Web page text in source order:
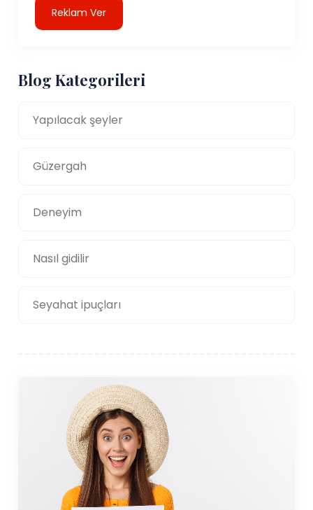
Reklam Ver
Blog Kategorileri
Yapılacak şeyler
Güzergah
Deneyim
Nasıl gidilir
Seyahat ipuçları